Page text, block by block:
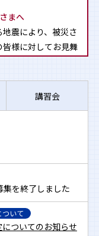
まへ
震により、被災さ
様に対してお見舞
の対応について
作成の注意点を簡
ます。
ます。事前の準備
講習会
を終了しました
いて
ついてのお知らせ